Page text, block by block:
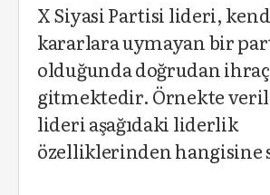
X Siyasi Partisi lideri,
kararlara uymayan bir
olduğunda doğrudan
gitmektedir. Örnekte
lideri aşağıdaki liderlik
özelliklerinden hangisine